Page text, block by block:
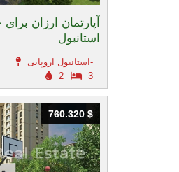
آپارتمان ارزان
استانبول
استانبول اروپایی-
3
2
760.320 $
760.320 $